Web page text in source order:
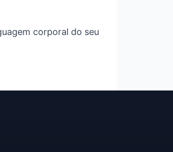
corporal do seu